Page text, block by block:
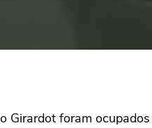
Girardot foram